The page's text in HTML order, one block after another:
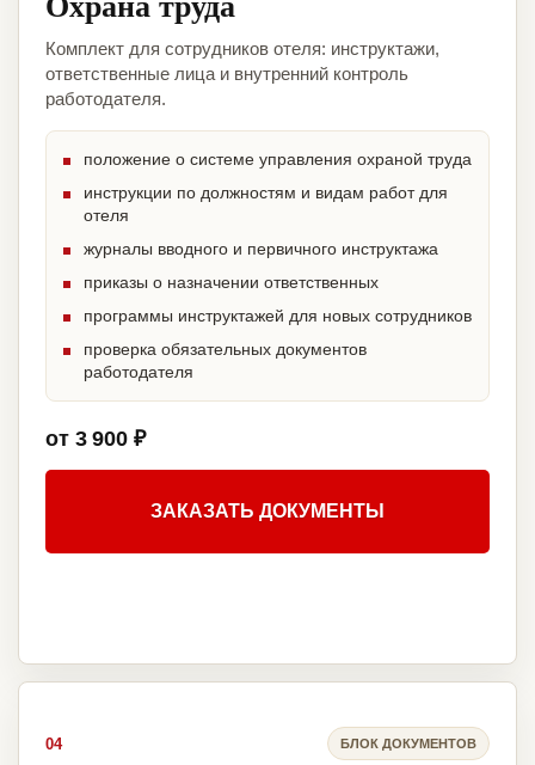
Комплект для сотрудников отеля: инструктажи,
ответственные лица и внутренний контроль
работодателя.
положение о системе управления охраной труда
инструкции по должностям и видам работ для
отеля
журналы вводного и первичного инструктажа
приказы о назначении ответственных
программы инструктажей для новых сотрудников
проверка обязательных документов
работодателя
от 3 900 ₽
ЗАКАЗАТЬ ДОКУМЕНТЫ
04 БЛОК ДОКУМЕНТОВ